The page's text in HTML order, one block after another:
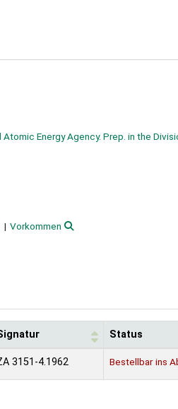
Energy Agency. Prep. in the
Vorkommen
Status
3151-4.1962 Bestellbar ins